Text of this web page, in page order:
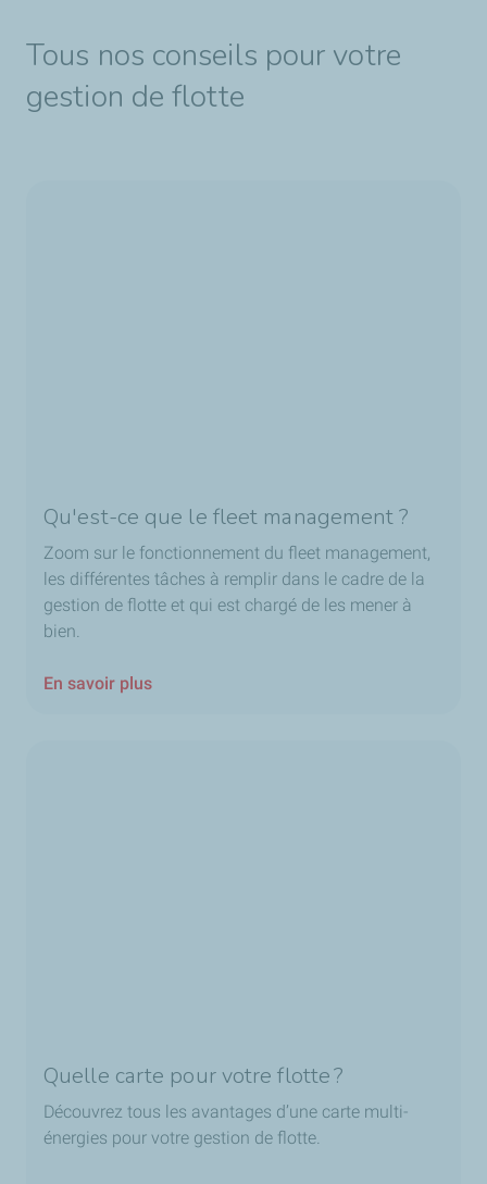
Tous nos conseils pour votre
gestion de flotte
Qu'est-ce que le fleet management ?
Zoom sur le fonctionnement du fleet management,
les différentes tâches à remplir dans le cadre de la
gestion de flotte et qui est chargé de les mener à
bien.
En savoir plus
Quelle carte pour votre flotte ?
Découvrez tous les avantages d’une carte multi-
énergies pour votre gestion de flotte.